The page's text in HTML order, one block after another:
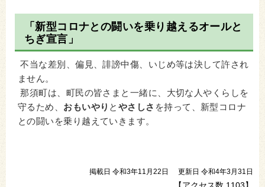
「新型コロナとの闘いを乗り越えるオールと
ちぎ宣言」
不当な差別、偏見、誹謗中傷、いじめ等は決して許され
ません。
那須町は、町民の皆さまと一緒に、大切な人やくらしを
守るため、 おもいやり と やさしさ を持って、新型コロナ
との闘いを乗り越えていきます。
掲載日 令和3年11月22日 更新日 令和4年3月31日